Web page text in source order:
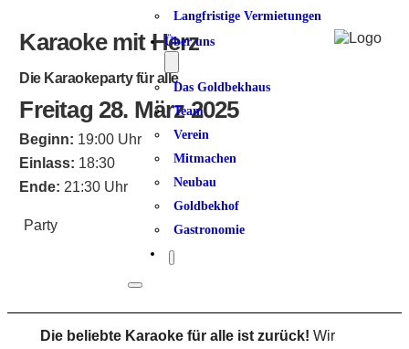
Langfristige Vermietungen
Über uns
Das Goldbekhaus
Team
Verein
Mitmachen
Neubau
Goldbekhof
Gastronomie
Karaoke mit Herz
Die Karaokeparty für alle
Freitag 28. März 2025
Beginn: 19:00 Uhr
Einlass: 18:30
Ende: 21:30 Uhr
Party
Die beliebte Karaoke für alle ist zurück! Wir